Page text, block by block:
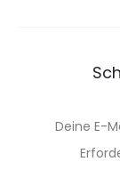
Deine E-